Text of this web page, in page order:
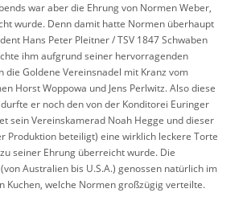
war aber die Ehrung von Normen Weber,
wurde. Denn damit hatte Normen überhaupt
Hans Peter Pleitner / TSV 1847 Schwaben
ihm aufgrund seiner hervorragenden
die Goldene Vereinsnadel mit Kranz vom
Horst Woppowa und Jens Perlwitz. Also diese
er noch den von der Konditorei Euringer
sein Vereinskamerad Noah Hegge und dieser
Produktion beteiligt) eine wirklich leckere Torte
seiner Ehrung überreicht wurde. Die
Australien bis U.S.A.) genossen natürlich im
Kuchen, welche Normen großzügig verteilte.